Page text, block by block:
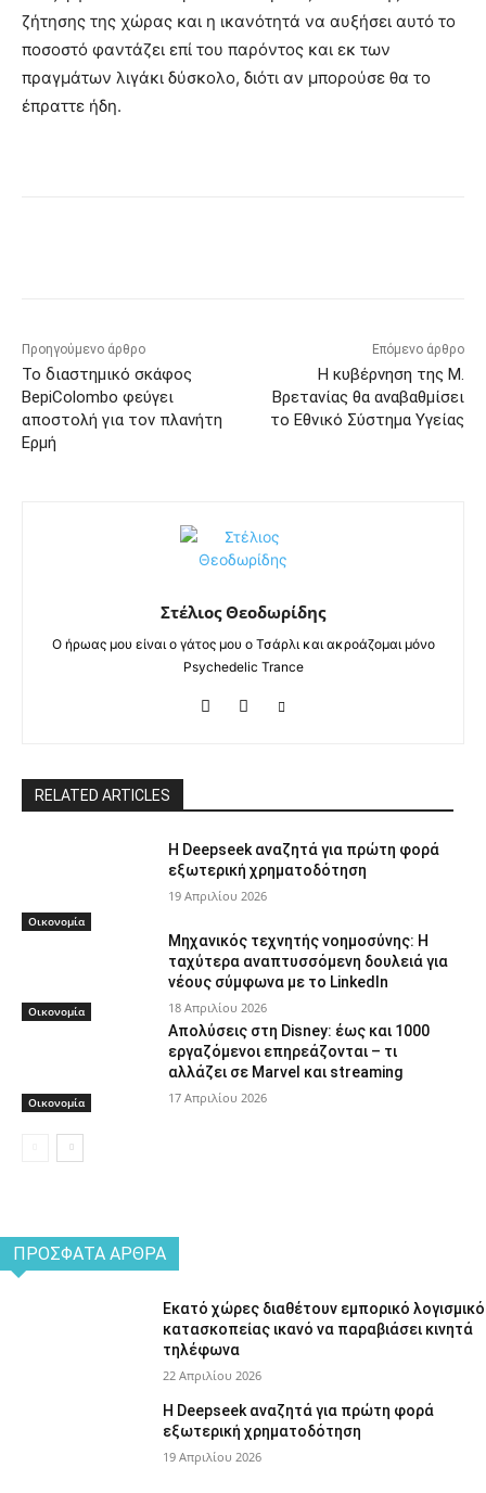
ζήτησης της χώρας και η ικανότητά να αυξήσει αυτό το
ποσοστό φαντάζει επί του παρόντος και εκ των
πραγμάτων λιγάκι δύσκολο, διότι αν μπορούσε θα το
έπραττε ήδη.
Προηγούμενο άρθρο
Το διαστημικό σκάφος
BepiColombo φεύγει
αποστολή για τον πλανήτη
Ερμή
Επόμενο άρθρο
Η κυβέρνηση της Μ.
Βρετανίας θα αναβαθμίσει
το Εθνικό Σύστημα Υγείας
Στέλιος Θεοδωρίδης
Ο ήρωας μου είναι ο γάτος μου ο Τσάρλι και ακροάζομαι μόνο
Psychedelic Trance
RELATED ARTICLES
Οικονομία
Η Deepseek αναζητά για πρώτη φορά
εξωτερική χρηματοδότηση
19 Απριλίου 2026
Οικονομία
Μηχανικός τεχνητής νοημοσύνης: Η
ταχύτερα αναπτυσσόμενη δουλειά για
νέους σύμφωνα με το LinkedIn
18 Απριλίου 2026
Οικονομία
Απολύσεις στη Disney: έως και 1000
εργαζόμενοι επηρεάζονται – τι
αλλάζει σε Marvel και streaming
17 Απριλίου 2026
ΠΡΌΣΦΑΤΑ ΆΡΘΡΑ
Εκατό χώρες διαθέτουν εμπορικό λογισμικό
κατασκοπείας ικανό να παραβιάσει κινητά
τηλέφωνα
22 Απριλίου 2026
Η Deepseek αναζητά για πρώτη φορά
εξωτερική χρηματοδότηση
19 Απριλίου 2026